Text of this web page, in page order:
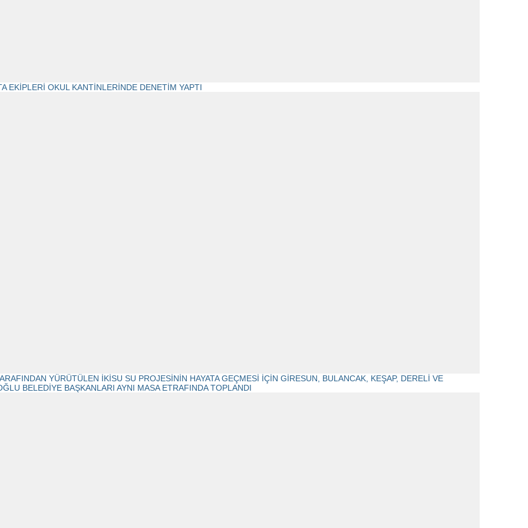
EKİPLERİ OKUL KANTİNLERİNDE DENETİM YAPTI
YÜRÜTÜLEN İKİSU SU PROJESİNİN HAYATA GEÇMESİ İÇİN GİRESUN, BULANCAK, KEŞAP, DERELİ VE
BELEDİYE BAŞKANLARI AYNI MASA ETRAFINDA TOPLANDI